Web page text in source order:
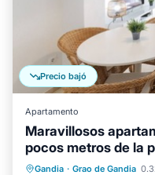
Precio bajó
Apartamento
Maravillosos
pocos metros de la
Gandia · Grao de Gandia
Chimenea/